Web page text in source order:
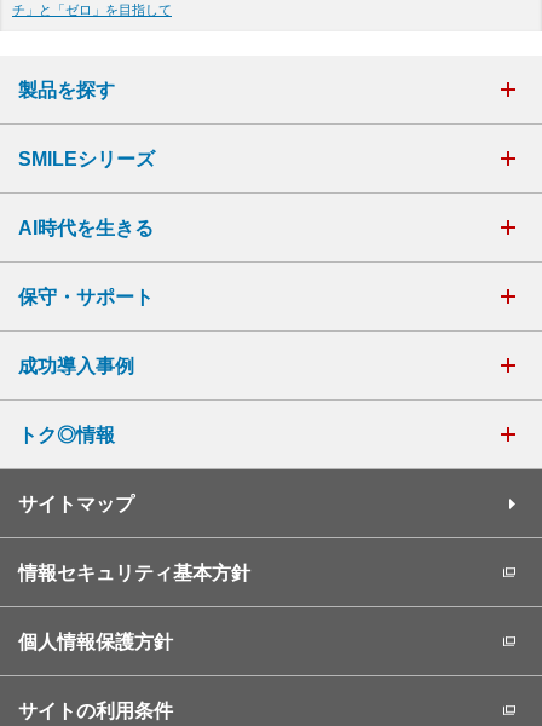
チ」と「ゼロ」を目指して
製品を探す
SMILEシリーズ
AI時代を生きる
保守・サポート
成功導入事例
トク◎情報
サイトマップ
情報セキュリティ基本方針
個人情報保護方針
サイトの利用条件